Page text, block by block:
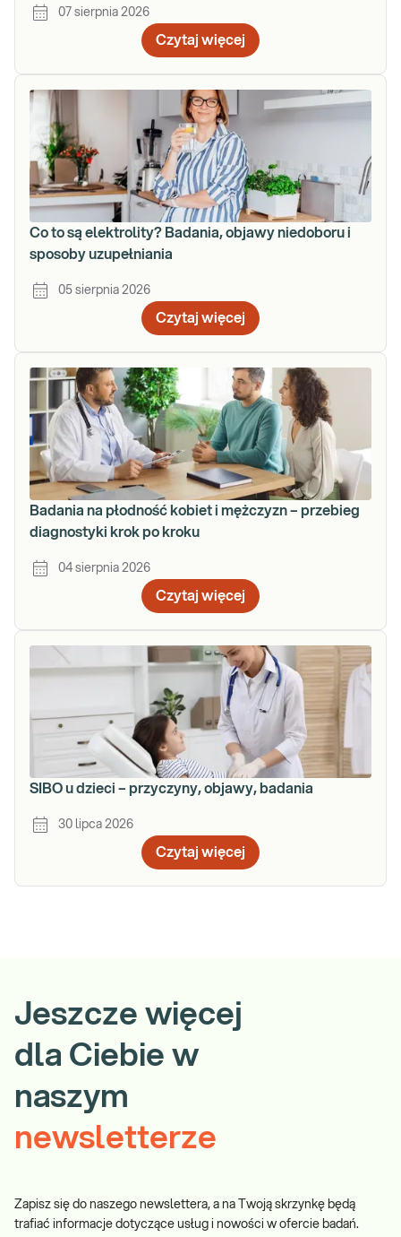
07 sierpnia 2026
Czytaj więcej
Co to są elektrolity? Badania, objawy niedoboru i
sposoby uzupełniania
05 sierpnia 2026
Czytaj więcej
Badania na płodność kobiet i mężczyzn – przebieg
diagnostyki krok po kroku
04 sierpnia 2026
Czytaj więcej
SIBO u dzieci – przyczyny, objawy, badania
30 lipca 2026
Czytaj więcej
Jeszcze więcej
dla Ciebie w
naszym
newsletterze
Zapisz się do naszego newslettera, a na Twoją skrzynkę będą
trafiać informacje dotyczące usług i nowości w ofercie badań.